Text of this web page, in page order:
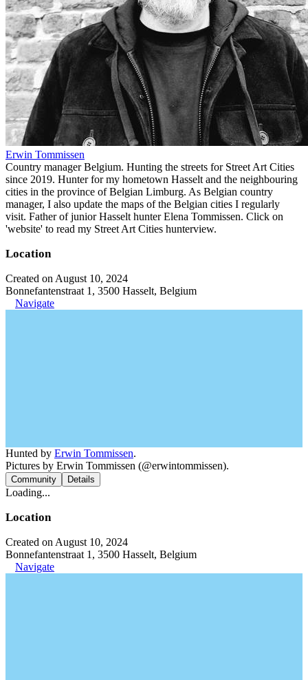
Erwin Tommissen
Country manager Belgium. Hunting the streets for Street Art Cities
since 2019. Hunter for my hometown Hasselt and the neighbouring
cities in the province of Belgian Limburg. As Belgian country
manager, I also update the maps of the Belgian cities I regularly
visit. Father of junior Hasselt hunter Elena Tommissen. Click on
'website' to read my Street Art Cities hunterview.
Location
Created on August 10, 2024
Bonnefantenstraat 1, 3500 Hasselt, Belgium
Navigate
Hunted by Erwin Tommissen.
Pictures by Erwin Tommissen (@erwintommissen).
Community Details
Loading...
Location
Created on August 10, 2024
Bonnefantenstraat 1, 3500 Hasselt, Belgium
Navigate